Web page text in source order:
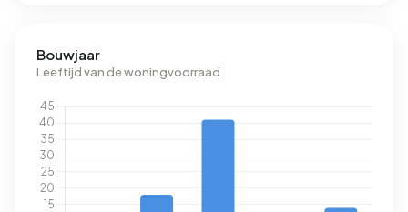
Bouwjaar
Leeftijd van de woningvoorraad